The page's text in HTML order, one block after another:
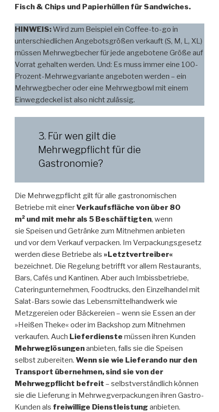
Fisch & Chips und Papierhüllen für Sandwiches.
HINWEIS:Wird zum Beispiel ein Coffee-to-go in
unterschiedlichen Angebotsgrößen verkauft (S, M, L, XL)
müssen Mehrwegbecher für jede angebotene Größe auf
Vorrat gehalten werden. Und: Es muss immer eine 100-
Prozent-Mehrwegvariante angeboten werden – ein
Mehrwegbecher oder eine Mehrwegbowl mit einem
Einwegdeckel ist also nicht zulässig.
3. Für wen gilt die
Mehrwegpflicht für die
Gastronomie?
Die Mehrwegpflicht gilt für alle gastronomischen
Betriebe mit einerVerkaufsfläche von über 80
m² und mit mehr als 5 Beschäftigten, wenn
sie Speisen und Getränke zum Mitnehmen anbieten
und vor dem Verkauf verpacken. Im Verpackungsgesetz
werden diese Betriebe als »Letztvertreiber«
bezeichnet. Die Regelung betrifft vor allem Restaurants,
Bars, Cafés und Kantinen. Aber auch Imbissbetriebe,
Cateringunternehmen, Foodtrucks, den Einzelhandel mit
Salat-Bars sowie das Lebensmittelhandwerk wie
Metzgereien oder Bäckereien – wenn sie Essen an der
»Heißen Theke« oder im Backshop zum Mitnehmen
verkaufen. Auch Lieferdienste müssen ihren Kunden
Mehrweglösungenanbieten, falls sie die Speisen
selbst zubereiten. Wenn sie wie Lieferando nur den
Transport übernehmen, sind sie von der
Mehrwegpflicht befreit – selbstverständlich können
sie die Lieferung in Mehrwegverpackungen ihren Gastro-
Kunden als freiwillige Dienstleistung anbieten.